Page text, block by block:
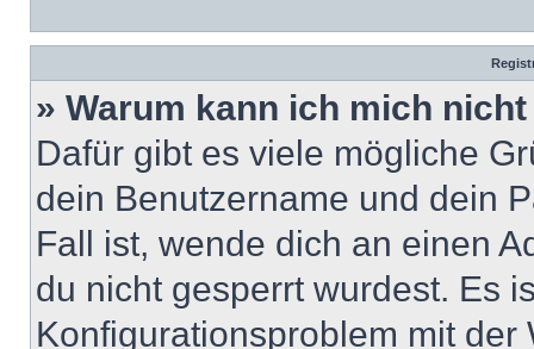
» Warum kann ich mich
Dafür gibt es viele mögliche
dein Benutzername und dein
Fall ist, wende dich an einen
du nicht gesperrt wurdest. Es
Konfigurationsproblem mit